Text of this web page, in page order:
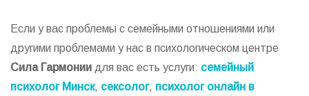
Если у вас проблемы с семейными отношениями или
другими проблемами у нас в психологическом центре
Сила Гармонии для вас есть услуги: семейный
психолог Минск, сексолог, психолог онлайн в